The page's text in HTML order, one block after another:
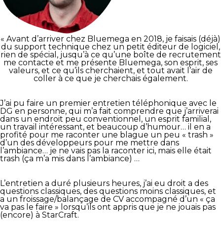
« Avant d’arriver chez Bluemega en 2018, je faisais (déjà)
du support technique chez un petit éditeur de logiciel,
rien de spécial, jusqu’à ce qu’une boîte de recrutement
me contacte et me présente Bluemega, son esprit, ses
valeurs, et ce qu’ils cherchaient, et tout avait l’air de
coller à ce que je cherchais également.
J’ai pu faire un premier entretien téléphonique avec le
DG en personne, qui m’a fait comprendre que j’arriverai
dans un endroit peu conventionnel, un esprit familial,
un travail intéressant, et beaucoup d’humour… il en a
profité pour me raconter une blague un peu « trash »
d’un des développeurs pour me mettre dans
l’ambiance… je ne vais pas la raconter ici, mais elle était
trash (ça m’a mis dans l’ambiance) …
L’entretien a duré plusieurs heures, j’ai eu droit a des
questions classiques, des questions moins classiques, et
a un froissage/balançage de CV accompagné d’un « ça
va pas le faire » lorsqu’ils ont appris que je ne jouais pas
(encore) à StarCraft.